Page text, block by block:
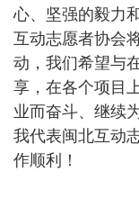
心、坚强的毅力
互动志愿者协会
动，我们希望与
享，在各个项目
业而奋斗、继续
我代表闽北互动
作顺利！